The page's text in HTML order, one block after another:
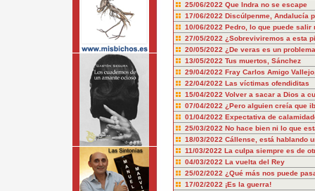
25/06/2022 Que Indra no se escape
17/06/2022 Discúlpenme, Andalucía
10/06/2022 Pedro, lo que puede salir
27/05/2022 ¿Sobreviviremos a esta
20/05/2022 ¿De veras es un
13/05/2022 Tus muertos, Sánchez
29/04/2022 Fray Carlos Amigo
22/04/2022 Las víctimas ofendiditas
15/04/2022 Volver a sacar a Dios a
07/04/2022 ¿Pero alguien creía que
01/04/2022 Expectativa de
25/03/2022 No hace bien ni lo que
18/03/2022 Cállense, está hablando
11/03/2022 La culpa siempre es de
04/03/2022 La vuelta del Rey
25/02/2022 ¿Qué más nos puede
17/02/2022 ¡Es la guerra!